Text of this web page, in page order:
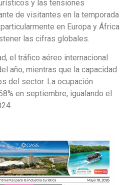
y las tensiones
de visitantes en la temporada
en Europa y África
las cifras globales.
el tráfico aéreo internacional
año, mientras que la capacidad
del sector. La ocupación
en septiembre, igualando el